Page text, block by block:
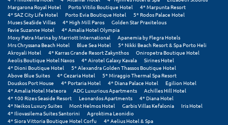
Πάτρα
Παύλιανη
Πειραιάς
Πελοπόννησος
Πήλιο
Πιερία
Margarona Royal Hotel
Porto Vitilo Boutique Hotel
4* Marpunta Resort
4* SAZ City Life Hotel
Porto Evia Boutique Hotel
5* Rodos Palace Hotel
Muses SeaSide Villas
4* High Mill Paros
Golden Star Praxitelous
Favie Suzanne Hotel
4* Amalia Hotel Olympia
Moxy Patra Marina by Marriott International
Apanemia by Flegra Hotels
Mrs Chryssana Beach Hotel
Blue Sea Hotel
5* Nikki Beach Resort & Spa Porto Heli
Akroyali Hotel
4* Karras Grande Resort Zakynthos
Oniropetra Boutique Hotel
Aeolis Boutique Hotel Naxos
4* Airotel Galaxy Kavala
Sirines Hotel
4* Dioni Boutique Hotel
5* Alexandra Golden Thassos Boutique Hotel
Above Blue Suites
4* Cezaria Hotel
5* Miraggio Thermal Spa Resort
Douskos Port House
4* Portaria Hotel 4* Diana Palace Hotel
Egilion Hotel
4* Amalia Hotel Meteora
ADG Luxurious Apartments
Achilles Hill Hotel
4* 100 Rizes Seaside Resort
Leonardos Apartments
4* Diana Hotel
4* Neikos Luxury Suites
Mont Helmos Hotel Garbis Villas Kefalonia
Iris Hotel
4* Iliovasilema Suites Santorini
Agroktima Leonidio
4* Siora Vittoria Boutique Hotel Corfu
4* Aelius Hotel & Spa